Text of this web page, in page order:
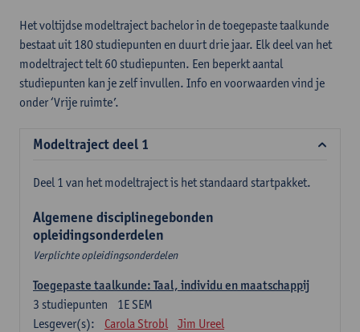
Het voltijdse modeltraject bachelor in de toegepaste taalkunde
bestaat uit 180 studiepunten en duurt drie jaar. Elk deel van het
modeltraject telt 60 studiepunten. Een beperkt aantal
studiepunten kan je zelf invullen. Info en voorwaarden vind je
onder ‘Vrije ruimte’.
Modeltraject deel 1
Deel 1 van het modeltraject is het standaard startpakket.
Algemene disciplinegebonden
opleidingsonderdelen
Verplichte opleidingsonderdelen
Toegepaste taalkunde: Taal, individu en maatschappij
1E SEM
3 studiepunten
Lesgever(s):
Carola Strobl Jim Ureel